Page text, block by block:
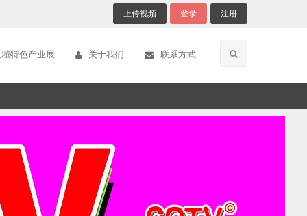
上传视频 登录 注册
特色产业展 关于我们 联系方式